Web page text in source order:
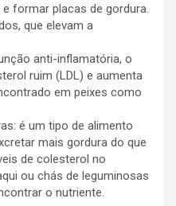
formar placas de gordura.
que elevam a
anti-inflamatória, o
ruim (LDL) e aumenta
em peixes como
é um tipo de alimento
mais gordura do que
de colesterol no
ou chás de leguminosas
o nutriente.